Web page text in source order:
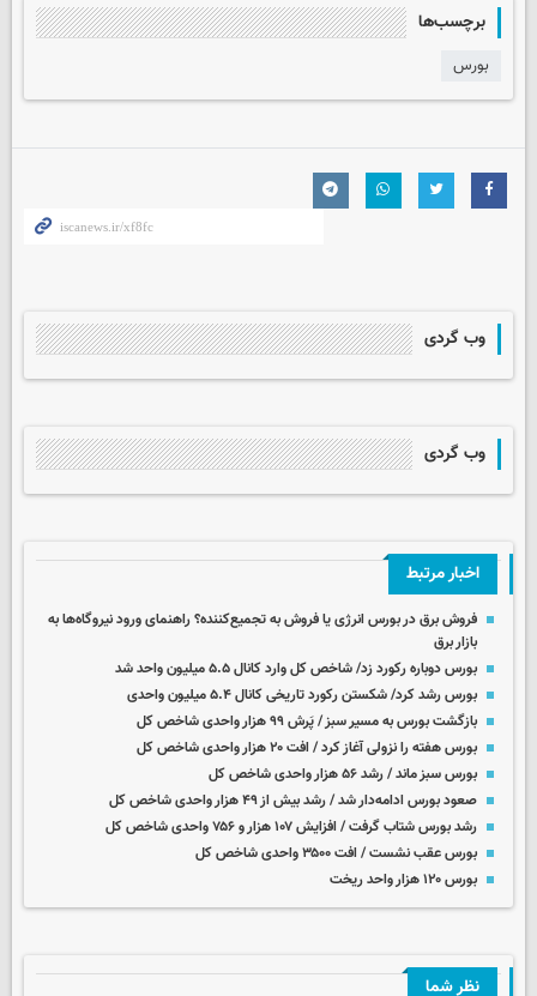
برچسب‌ها
بورس
وب گردی
وب گردی
اخبار مرتبط
فروش برق در بورس انرژی یا فروش به تجمیع‌کننده؟ راهنمای ورود نیروگاه‌ها به
بازار برق
بورس دوباره رکورد زد/ شاخص کل وارد کانال ۵.۵ میلیون واحد شد
بورس رشد کرد/ شکستن رکورد تاریخی کانال ۵.۴ میلیون واحدی
بازگشت بورس به مسیر سبز / پَرش ۹۹ هزار واحدی شاخص کل
بورس هفته را نزولی آغاز کرد / افت ۲۰ هزار واحدی شاخص کل
بورس سبز ماند / رشد ۵۶ هزار واحدی شاخص کل
صعود بورس ادامه‌دار شد / رشد بیش از ۴۹ هزار واحدی شاخص کل
رشد بورس شتاب گرفت / افزایش ۱۰۷ هزار و ۷۵۶ واحدی شاخص کل
بورس عقب نشست / افت ۳۵۰۰ واحدی شاخص کل
بورس ۱۲۰ هزار واحد ریخت
نظر شما